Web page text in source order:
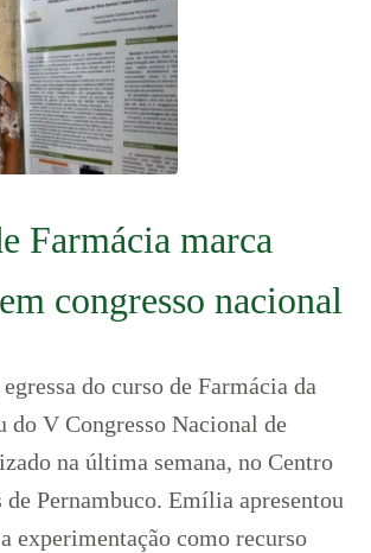
Farmácia marca
congresso nacional
do curso de Farmácia da
do V Congresso Nacional de
na última semana, no Centro
de Pernambuco. Emília apresentou
experimentação como recurso